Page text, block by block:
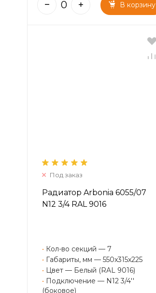
В корзину
Под заказ
Радиатор Arbonia 6055/07
N12 3/4 RAL 9016
• Кол-во секций — 7
• Габариты, мм — 550x315x225
• Цвет — Белый (RAL 9016)
• Подключение — N12 3/4''
(боковое)